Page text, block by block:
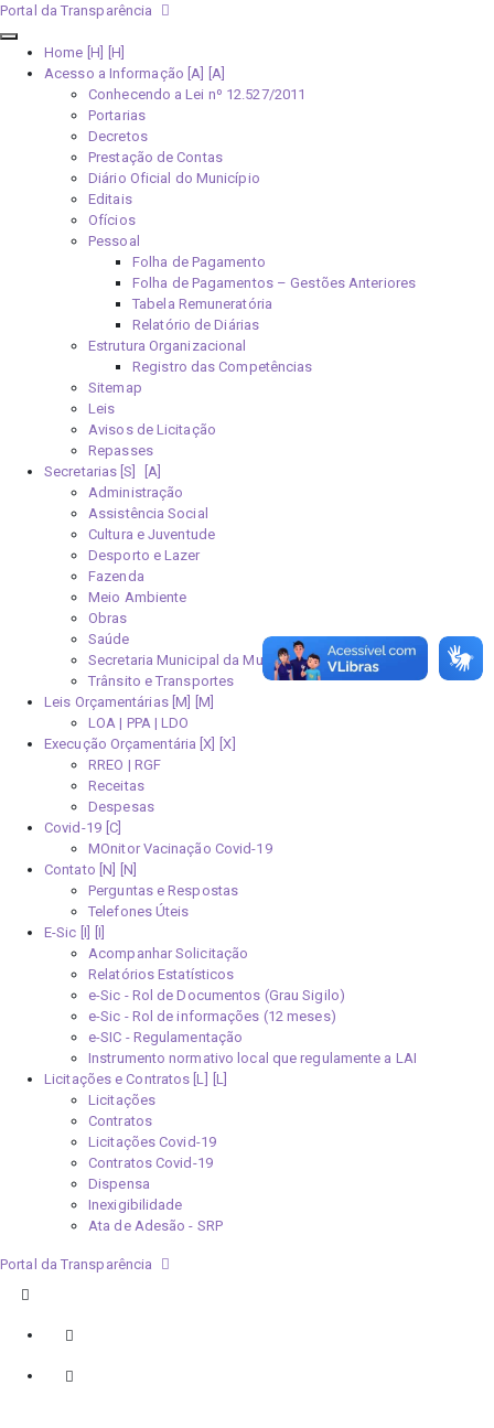
Portal da Transparência
Home [H]
Acesso a Informação [A]
Conhecendo a Lei nº 12.527/2011
Portarias
Decretos
Prestação de Contas
Diário Oficial do Município
Editais
Ofícios
Pessoal
Folha de Pagamento
Folha de Pagamentos – Gestões Anteriores
Tabela Remuneratória
Relatório de Diárias
Estrutura Organizacional
Registro das Competências
Sitemap
Leis
Avisos de Licitação
Repasses
Secretarias [S]
Administração
Assistência Social
Cultura e Juventude
Desporto e Lazer
Fazenda
Meio Ambiente
Obras
Saúde
Secretaria Municipal da Mulher
Trânsito e Transportes
Leis Orçamentárias [M]
LOA | PPA | LDO
Execução Orçamentária [X]
RREO | RGF
Receitas
Despesas
Covid-19
MOnitor Vacinação Covid-19
Contato [N]
Perguntas e Respostas
Telefones Úteis
E-Sic [I]
Acompanhar Solicitação
Relatórios Estatísticos
e-Sic - Rol de Documentos (Grau Sigilo)
e-Sic - Rol de informações (12 meses)
e-SIC - Regulamentação
Instrumento normativo local que regulamente a LAI
Licitações e Contratos [L]
Licitações
Contratos
Licitações Covid-19
Contratos Covid-19
Dispensa
Inexigibilidade
Ata de Adesão - SRP
Portal da Transparência